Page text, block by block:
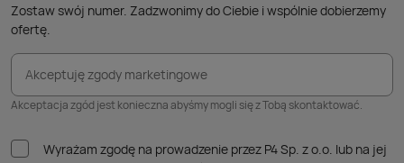
Zostaw swój numer. Zadzwonimy do Ciebie i wspólnie dobierzemy
ofertę.
Akceptuję zgody marketingowe
Akceptacja zgód jest konieczna abyśmy mogli się z Tobą skontaktować.
Wyrażam zgodę na prowadzenie przez P4 Sp. z o.o. lub na jej